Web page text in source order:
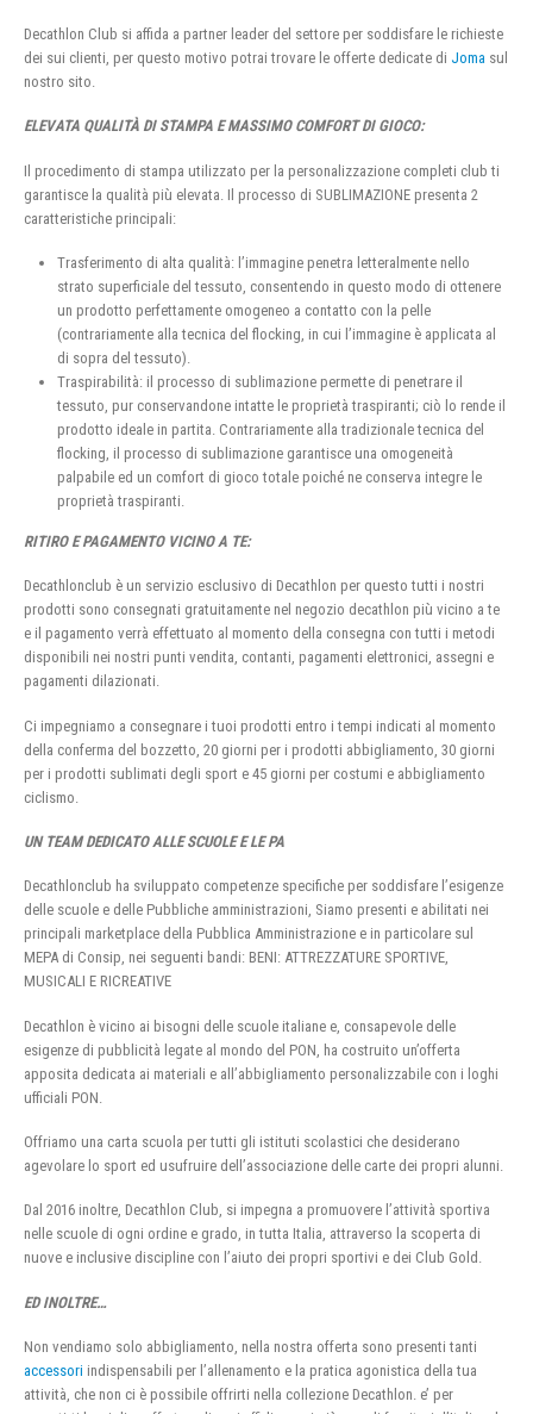
Decathlon Club si affida a partner leader del settore per soddisfare le richieste
dei sui clienti, per questo motivo potrai trovare le offerte dedicate di Joma sul
nostro sito.
ELEVATA QUALITÀ DI STAMPA E MASSIMO COMFORT DI GIOCO:
Il procedimento di stampa utilizzato per la personalizzazione completi club ti
garantisce la qualità più elevata. Il processo di SUBLIMAZIONE presenta 2
caratteristiche principali:
Trasferimento di alta qualità: l’immagine penetra letteralmente nello
strato superficiale del tessuto, consentendo in questo modo di ottenere
un prodotto perfettamente omogeneo a contatto con la pelle
(contrariamente alla tecnica del flocking, in cui l’immagine è applicata al
di sopra del tessuto).
Traspirabilità: il processo di sublimazione permette di penetrare il
tessuto, pur conservandone intatte le proprietà traspiranti; ciò lo rende il
prodotto ideale in partita. Contrariamente alla tradizionale tecnica del
flocking, il processo di sublimazione garantisce una omogeneità
palpabile ed un comfort di gioco totale poiché ne conserva integre le
proprietà traspiranti.
RITIRO E PAGAMENTO VICINO A TE:
Decathlonclub è un servizio esclusivo di Decathlon per questo tutti i nostri
prodotti sono consegnati gratuitamente nel negozio decathlon più vicino a te
e il pagamento verrà effettuato al momento della consegna con tutti i metodi
disponibili nei nostri punti vendita, contanti, pagamenti elettronici, assegni e
pagamenti dilazionati.
Ci impegniamo a consegnare i tuoi prodotti entro i tempi indicati al momento
della conferma del bozzetto, 20 giorni per i prodotti abbigliamento, 30 giorni
per i prodotti sublimati degli sport e 45 giorni per costumi e abbigliamento
ciclismo.
UN TEAM DEDICATO ALLE SCUOLE E LE PA
Decathlonclub ha sviluppato competenze specifiche per soddisfare l’esigenze
delle scuole e delle Pubbliche amministrazioni, Siamo presenti e abilitati nei
principali marketplace della Pubblica Amministrazione e in particolare sul
MEPA di Consip, nei seguenti bandi: BENI: ATTREZZATURE SPORTIVE,
MUSICALI E RICREATIVE
Decathlon è vicino ai bisogni delle scuole italiane e, consapevole delle
esigenze di pubblicità legate al mondo del PON, ha costruito un’offerta
apposita dedicata ai materiali e all’abbigliamento personalizzabile con i loghi
ufficiali PON.
Offriamo una carta scuola per tutti gli istituti scolastici che desiderano
agevolare lo sport ed usufruire dell’associazione delle carte dei propri alunni.
Dal 2016 inoltre, Decathlon Club, si impegna a promuovere l’attività sportiva
nelle scuole di ogni ordine e grado, in tutta Italia, attraverso la scoperta di
nuove e inclusive discipline con l’aiuto dei propri sportivi e dei Club Gold.
ED INOLTRE…
Non vendiamo solo abbigliamento, nella nostra offerta sono presenti tanti
accessori indispensabili per l’allenamento e la pratica agonistica della tua
attività, che non ci è possibile offrirti nella collezione Decathlon. e’ per